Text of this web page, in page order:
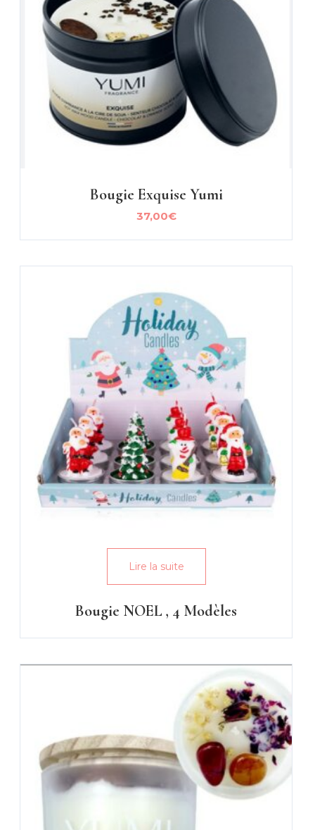
Bougie Exquise Yumi
37,00€
Lire la suite
Bougie NOEL , 4 Modèles